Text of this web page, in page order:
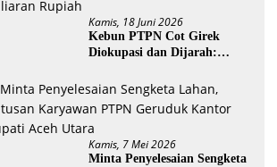
Kamis, 18 Juni 2026
Kebun PTPN Cot Girek
Diokupasi dan Dijarah:
Rugi Miliaran Rupiah
Kamis, 7 Mei 2026
Minta Penyelesaian Sengketa